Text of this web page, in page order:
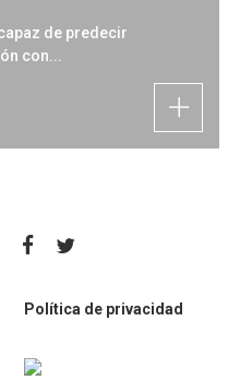
de predecir
con...
Política de privacidad